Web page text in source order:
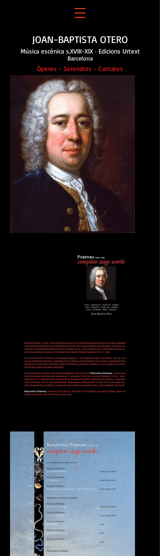
JOAN-BAPTISTA OTERO
Música escènica s.XVIII-XIX · Edicions Urtext
Barcelona
Òperes - Serenates - Cantates